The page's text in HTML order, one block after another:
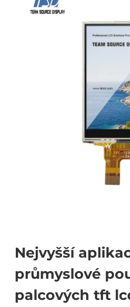
Nejvyšší
průmyslové
palcových tft